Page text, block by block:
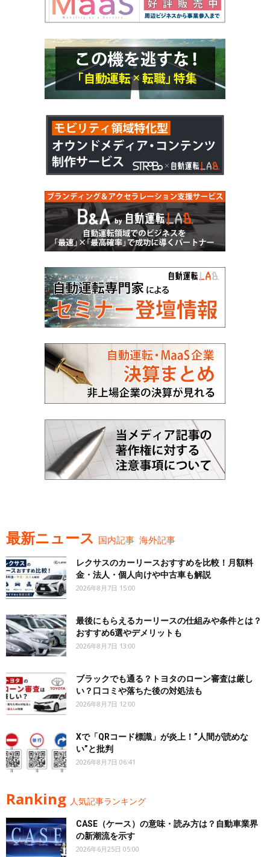
最新ニュース 国内記事 海外記事
レクサスのカーリースおすすめを比較！月額料
金・法人・個人向けや中古車も解説
2026年8月7日 15:00
最後にもらえるカーリースの仕組みや条件とは？
おすすめ6選やデメリットも
2026年8月7日 13:00
ブラックでも通る？トヨタのローン審査は厳し
い？口コミや落ちた後の対処法も
2026年8月7日 12:00
Xで「QRコード標識」が炎上！”人間が読めな
い”と批判
2026年8月7日 06:41
Ranking 人気記事ランキング
CASE（ケース）の意味・読み方は？自動車業界
の新潮流を示す
2026年6月25日 05:00